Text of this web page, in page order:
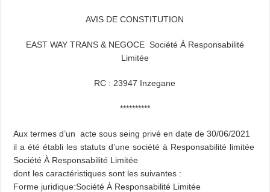
AVIS DE CONSTITUTION
EAST WAY TRANS & NEGOCE Société À Responsabilité
Limitée
RC : 23947 Inzegane
**********
Aux termes d’un acte sous seing privé en date de 30/06/2021
il a été établi les statuts d’une société à Responsabilité limitée
Société À Responsabilité Limitée
dont les caractéristiques sont les suivantes :
Forme juridique:Société À Responsabilité Limitée